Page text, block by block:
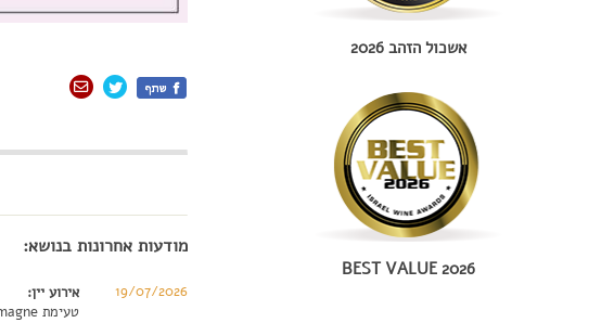
מודעות אחרונות בנושא:
19/07/2026
אירוע יין:
טעימת Corton Charlemagne – חווייה שקשה לתאר במילים
אשכול הזהב 2026
BEST VALUE 2026